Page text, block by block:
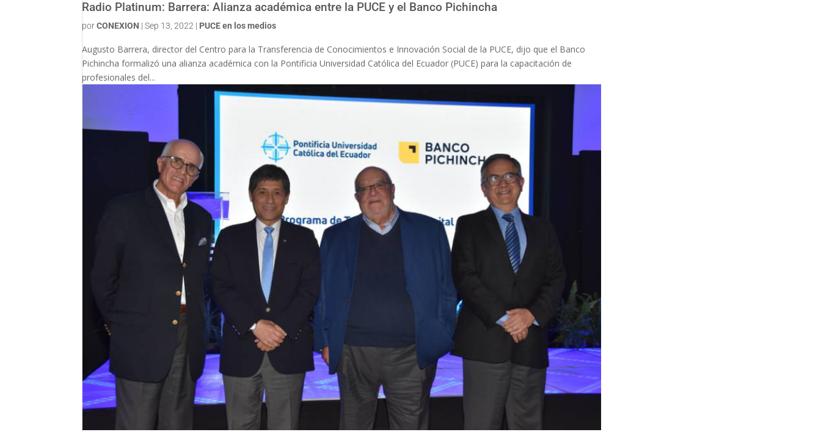
Radio Platinum: Barrera: Alianza académica entre la PUCE y el Banco Pichincha
porCONEXION |Sep 13, 2022 | PUCE en los medios
Augusto Barrera, director del Centro para la Transferencia de Conocimientos e Innovación Social de la PUCE, dijo que el Banco
Pichincha formalizó una alianza académica con la Pontificia Universidad Católica del Ecuador (PUCE) para la capacitación de
profesionales del...